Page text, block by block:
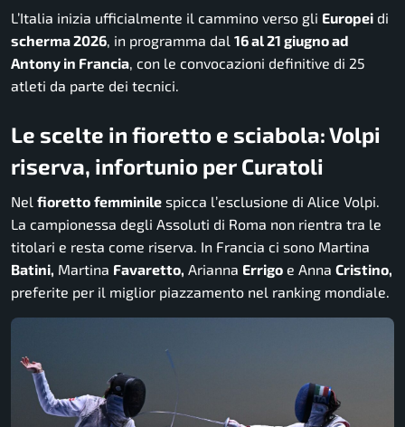
L’Italia inizia ufficialmente il cammino verso gli Europei di
scherma 2026, in programma dal 16 al 21 giugno ad
Antony in Francia, con le convocazioni definitive di 25
atleti da parte dei tecnici.
Le scelte in fioretto e sciabola: Volpi
riserva, infortunio per Curatoli
Nel fioretto femminile spicca l’esclusione di Alice Volpi.
La campionessa degli Assoluti di Roma non rientra tra le
titolari e resta come riserva. In Francia ci sono Martina
Batini, Martina Favaretto, Arianna Errigo e Anna Cristino,
preferite per il miglior piazzamento nel ranking mondiale.